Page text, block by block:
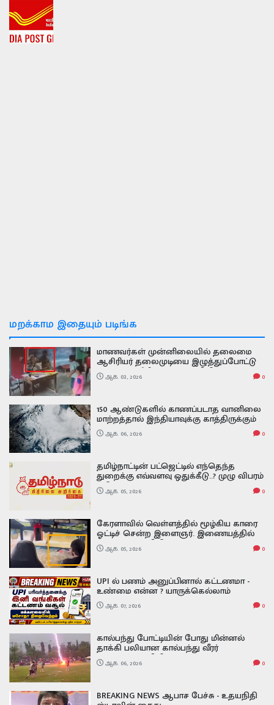
மறக்காம இதையும் படிங்க
மாணவர்கள் முன்னிலையில் தலைமை
ஆசிரியர் தலைமுடியை இழுத்துப்போட்டு
அடித்த ஆசிரியர் வைரல் வீடியோ
ஆக. 03, 2026 0
150 ஆண்டுகளில் காணப்படாத வானிலை
மாற்றத்தால் இந்தியாவுக்கு காத்திருக்கும்
அதிர்ச்சி வலுவடைந்த சூப்பர் எல் நினோ -
அதன் பாதிப்பு எப்படி இருக்கும் Super El
ஆக. 06, 2026 0
தமிழ்நாட்டின் பட்ஜெட்டில் எந்தெந்த
துறைக்கு எவ்வளவு ஒதுக்கீடு..? முழு விபரம்
இதோஆக. 05, 2026 0
கேரளாவில் வெள்ளத்தில் மூழ்கிய காரை
ஓட்டிச் சென்ற இளைஞர். இணையத்தில்
வைரலாகும் வீடியோ
ஆக. 05, 2026 0
UPI ல் பணம் அனுப்பினால் கட்டணமா -
உண்மை என்ன ? யாருக்கெல்லாம்
கட்டணம் வசூலிக்கப்படும்? - நிதியமைச்சர்
விளக்கம்!
ஆக. 07, 2026 0
கால்பந்து போட்டியின் போது மின்னல்
தாக்கி பலியான கால்பந்து வீரர்
வைரலாகும் வீடியோ footballer has
tragically died after being struck by
ஆக. 06, 2026 0
BREAKING NEWS ஆபாச பேச்சு - உதயநிதி